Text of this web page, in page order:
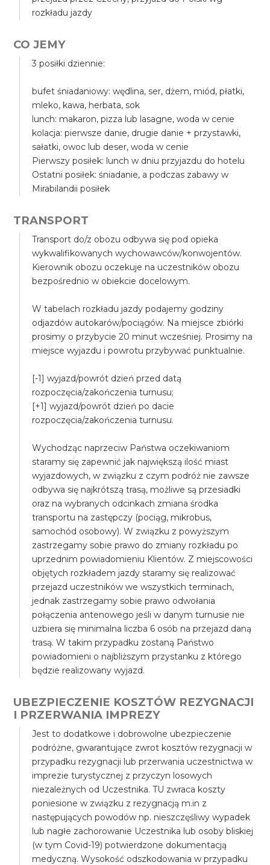
rozkładu jazdy
CO JEMY
3 posiłki dziennie:
bufet śniadaniowy: wędlina, ser, dżem, miód, płatki,
mleko, kawa, herbata, sok
lunch: makaron, pizza lub lasagne, woda w cenie
kolacja: pierwsze danie, drugie danie + przystawki,
sałatki, owoc lub deser, woda w cenie
Pierwszy posiłek: lunch w dniu przyjazdu do hotelu
Ostatni posiłek: śniadanie, a podczas zabawy w
Mirabilandii posiłek
TRANSPORT
Transport do/z obozu odbywa się pod opieka
wykwalifikowanych wychowawców/konwojentów.
Kierownik obozu oczekuje na uczestników obozu
bezpośrednio w obiekcie docelowym.
W tabelach rozkładu jazdy podajemy godziny
odjazdów autokarów/pociągów. Na miejsce zbiórki
prosimy o przybycie 20 minut wcześniej. Prosimy na
miejsce wyjazdu i powrotu przybywać punktualnie.
[-1] wyjazd/powrót dzień przed datą
rozpoczęcia/zakończenia turnusu;
[+1] wyjazd/powrót dzień po dacie
rozpoczęcia/zakończenia turnusu.
Wychodząc naprzeciw Państwa oczekiwaniom
staramy się zapewnić jak największą ilość miast
wyjazdowych, w związku z czym podróż nie zawsze
odbywa się najkrótszą trasą, możliwe są przesiadki
oraz na wybranych odcinkach zmiana środka
transportu na zastępczy (pociąg, mikrobus,
samochód osobowy). W związku z powyższym
zastrzegamy sobie prawo do zmiany rozkładu po
uprzednim powiadomieniu Klientów. Z miejscowości
objętych rozkładem jazdy staramy się realizować
przejazd uczestników we wszystkich terminach,
jednak zastrzegamy sobie prawo odwołania
połączenia antenowego jeśli w danym turnusie nie
uzbiera się minimalna liczba 6 osób na przejazd daną
trasą. W takim przypadku zostaną Państwo
powiadomieni o najbliższym przystanku z którego
będzie realizowany wyjazd.
UBEZPIECZENIE KOSZTÓW REZYGNACJI
I PRZERWANIA IMPREZY
Jest to dodatkowe i dobrowolne ubezpieczenie
podróżne, gwarantujące zwrot kosztów rezygnacji w
przypadku rezygnacji lub przerwania uczestnictwa w
imprezie turystycznej z przyczyn losowych
niezależnych od Uczestnika. TU zwraca koszty
poniesione w związku z rezygnacją m.in z
następujących powodów np. nieszczęśliwy wypadek
lub nagłe zachorowanie Uczestnika lub osoby bliskiej
(w tym Covid-19) potwierdzone dokumentacją
medyczną. Wysokość odszkodowania w przypadku